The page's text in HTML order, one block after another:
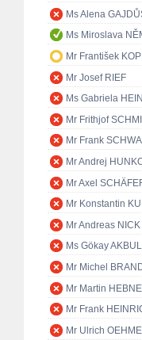
Ms Alena
Ms Miroslava
Mr František
Mr Josef RIEF
Ms Gabriela
Mr Frithjof
Mr Frank
Mr Andrej
Mr Axel
Mr Konstantin
Mr Andreas NICK
Ms Gökay
Mr Michel
Mr Martin
Mr Frank
Mr Ulrich OEHME